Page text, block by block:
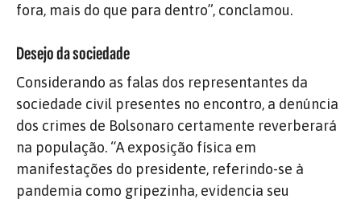
fora, mais do que para dentro”, conclamou.
Desejo da sociedade
Considerando as falas dos representantes da
sociedade civil presentes no encontro, a denúncia
dos crimes de Bolsonaro certamente reverberará
na população. “A exposição física em
manifestações do presidente, referindo-se à
pandemia como gripezinha, evidencia seu